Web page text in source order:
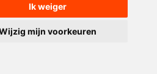
Ik weiger
mijn voorkeuren